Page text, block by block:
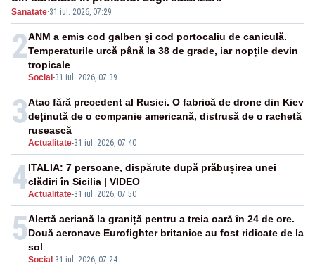
Sanatate·31 iul. 2026, 07:29
2
Social -31 iul. 2026, 07:39
ANM a emis cod galben și cod portocaliu de caniculă.
Temperaturile urcă până la 38 de grade, iar nopțile devin
tropicale
3
Actualitate-31 iul. 2026, 07:40
Atac fără precedent al Rusiei. O fabrică de drone din Kiev
deținută de o companie americană, distrusă de o rachetă
rusească
4Actualitate-31 iul. 2026, 07:50
ITALIA: 7 persoane, dispărute după prăbușirea unei
clădiri în Sicilia | VIDEO
5
Social -31 iul. 2026, 07:24
Alertă aeriană la graniță pentru a treia oară în 24 de ore.
Două aeronave Eurofighter britanice au fost ridicate de la
sol